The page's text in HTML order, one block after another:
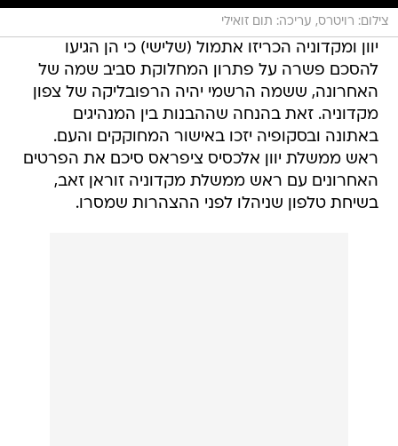
צילום: רויטרס, עריכה: תום זואילי
יוון ומקדוניה הכריזו אתמול (שלישי) כי הן הגיעו
להסכם פשרה על פתרון המחלוקת סביב שמה של
האחרונה, ששמה הרשמי יהיה הרפובליקה של צפון
מקדוניה. זאת בהנחה שההבנות בין המנהיגים
באתונה ובסקופיה יזכו באישור המחוקקים והעם.
ראש ממשלת יוון אלכסיס ציפראס סיכם את הפרטים
האחרונים עם ראש ממשלת מקדוניה זוראן זאב,
בשיחת טלפון שניהלו לפני ההצהרות שמסרו.